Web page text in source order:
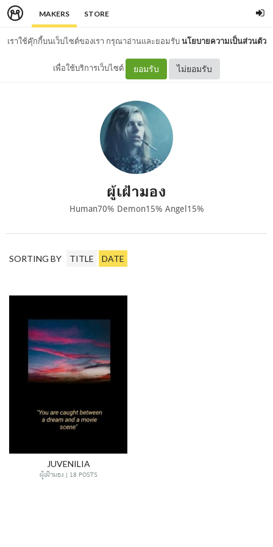
MAKERS STORE
เราใช้คุ๊กกี้บนเว็บไซต์ของเรา กรุณาอ่านและยอมรับนโยบายความเป็นส่วนตัว
เพื่อใช้บริการเว็บไซต์ ยอมรับ ไม่ยอมรับ
ผู้เฝ้ามอง
Human70% Demon15% Angel15%
SORTING BY TITLE DATE
JUVENILIA
ผู้เฝ้ามอง | 18 POSTS